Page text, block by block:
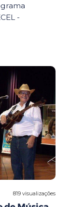
-
819 visualizações